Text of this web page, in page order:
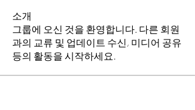
소개
그룹에 오신 것을 환영합니다. 다른 회원
과의 교류 및 업데이트 수신, 미디어 공유
등의 활동을 시작하세요.